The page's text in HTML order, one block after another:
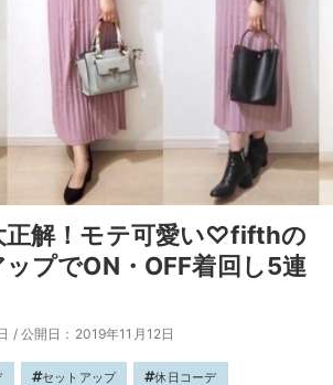
正解！モテ可愛い♡fifthの
プでON・OFF着回し5連
/ 公開日：2019年11月12日
セットアップ 休日コーデ